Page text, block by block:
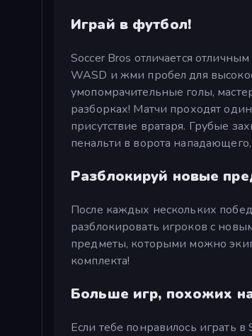
Играй в футбол!
Soccer Bros отличается
WASD и жми пробел для
умопомрачительные голы,
разборках! Матчи проходят
присутствие вратаря. Грубые
пенальти в ворота
Разблокируй новые
После каждых нескольких
разблокировать игроков с
предметы, которыми можно
комплекта!
Больше игр, похожих
Если тебе понравилось играть